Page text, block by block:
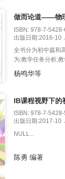
做而论道——物
ISBN: 978-7-
出版日期:2016-10
全书分为初中篇和
为:教学任务分析,教
杨鸣华等
IB课程视野下的
ISBN: 978-7-
出版日期:2017-10
NULL...
陈勇 编著